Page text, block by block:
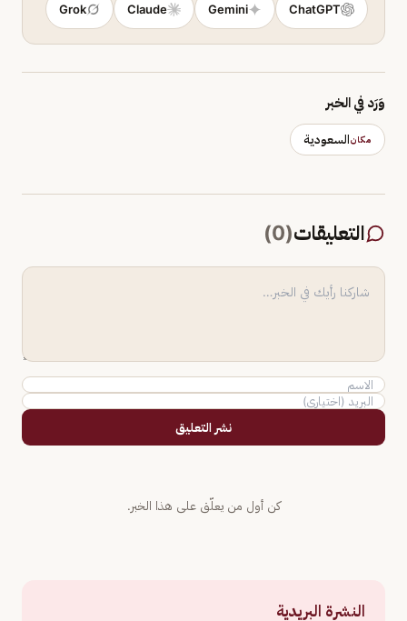
ChatGPT
Gemini
Claude
Grok
وَرَد في الخبر
مكانالسعودية
التعليقات(
0
)
نشر التعليق
كن أول من يعلّق على هذا الخبر.
النشرة البريدية